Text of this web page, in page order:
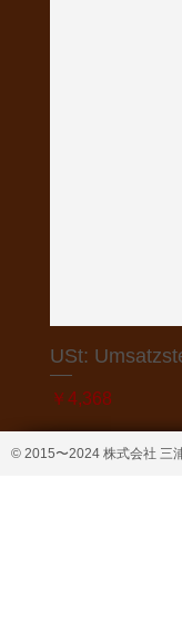
USt:
価格
￥4,368
© 2015〜2024 株式会社 三